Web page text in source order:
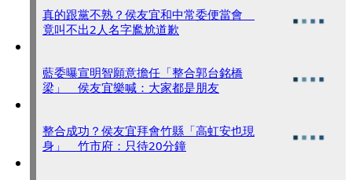
真的跟黨不熟？侯友宜和中常委便當會
竟叫不出2人名字尷尬道歉
藍委曝宣明智願意擔任「整合郭台銘橋
梁」 侯友宜樂喊：大家都是朋友
整合成功？侯友宜拜會竹縣「高虹安也現
身」 竹市府：只待20分鐘